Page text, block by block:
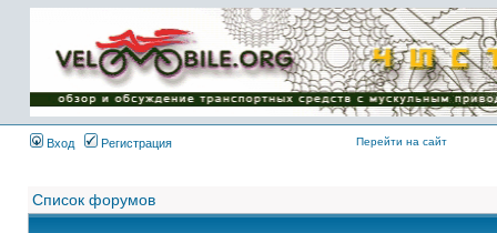
Вход Регистрация Перейти на сайт
Список форумов